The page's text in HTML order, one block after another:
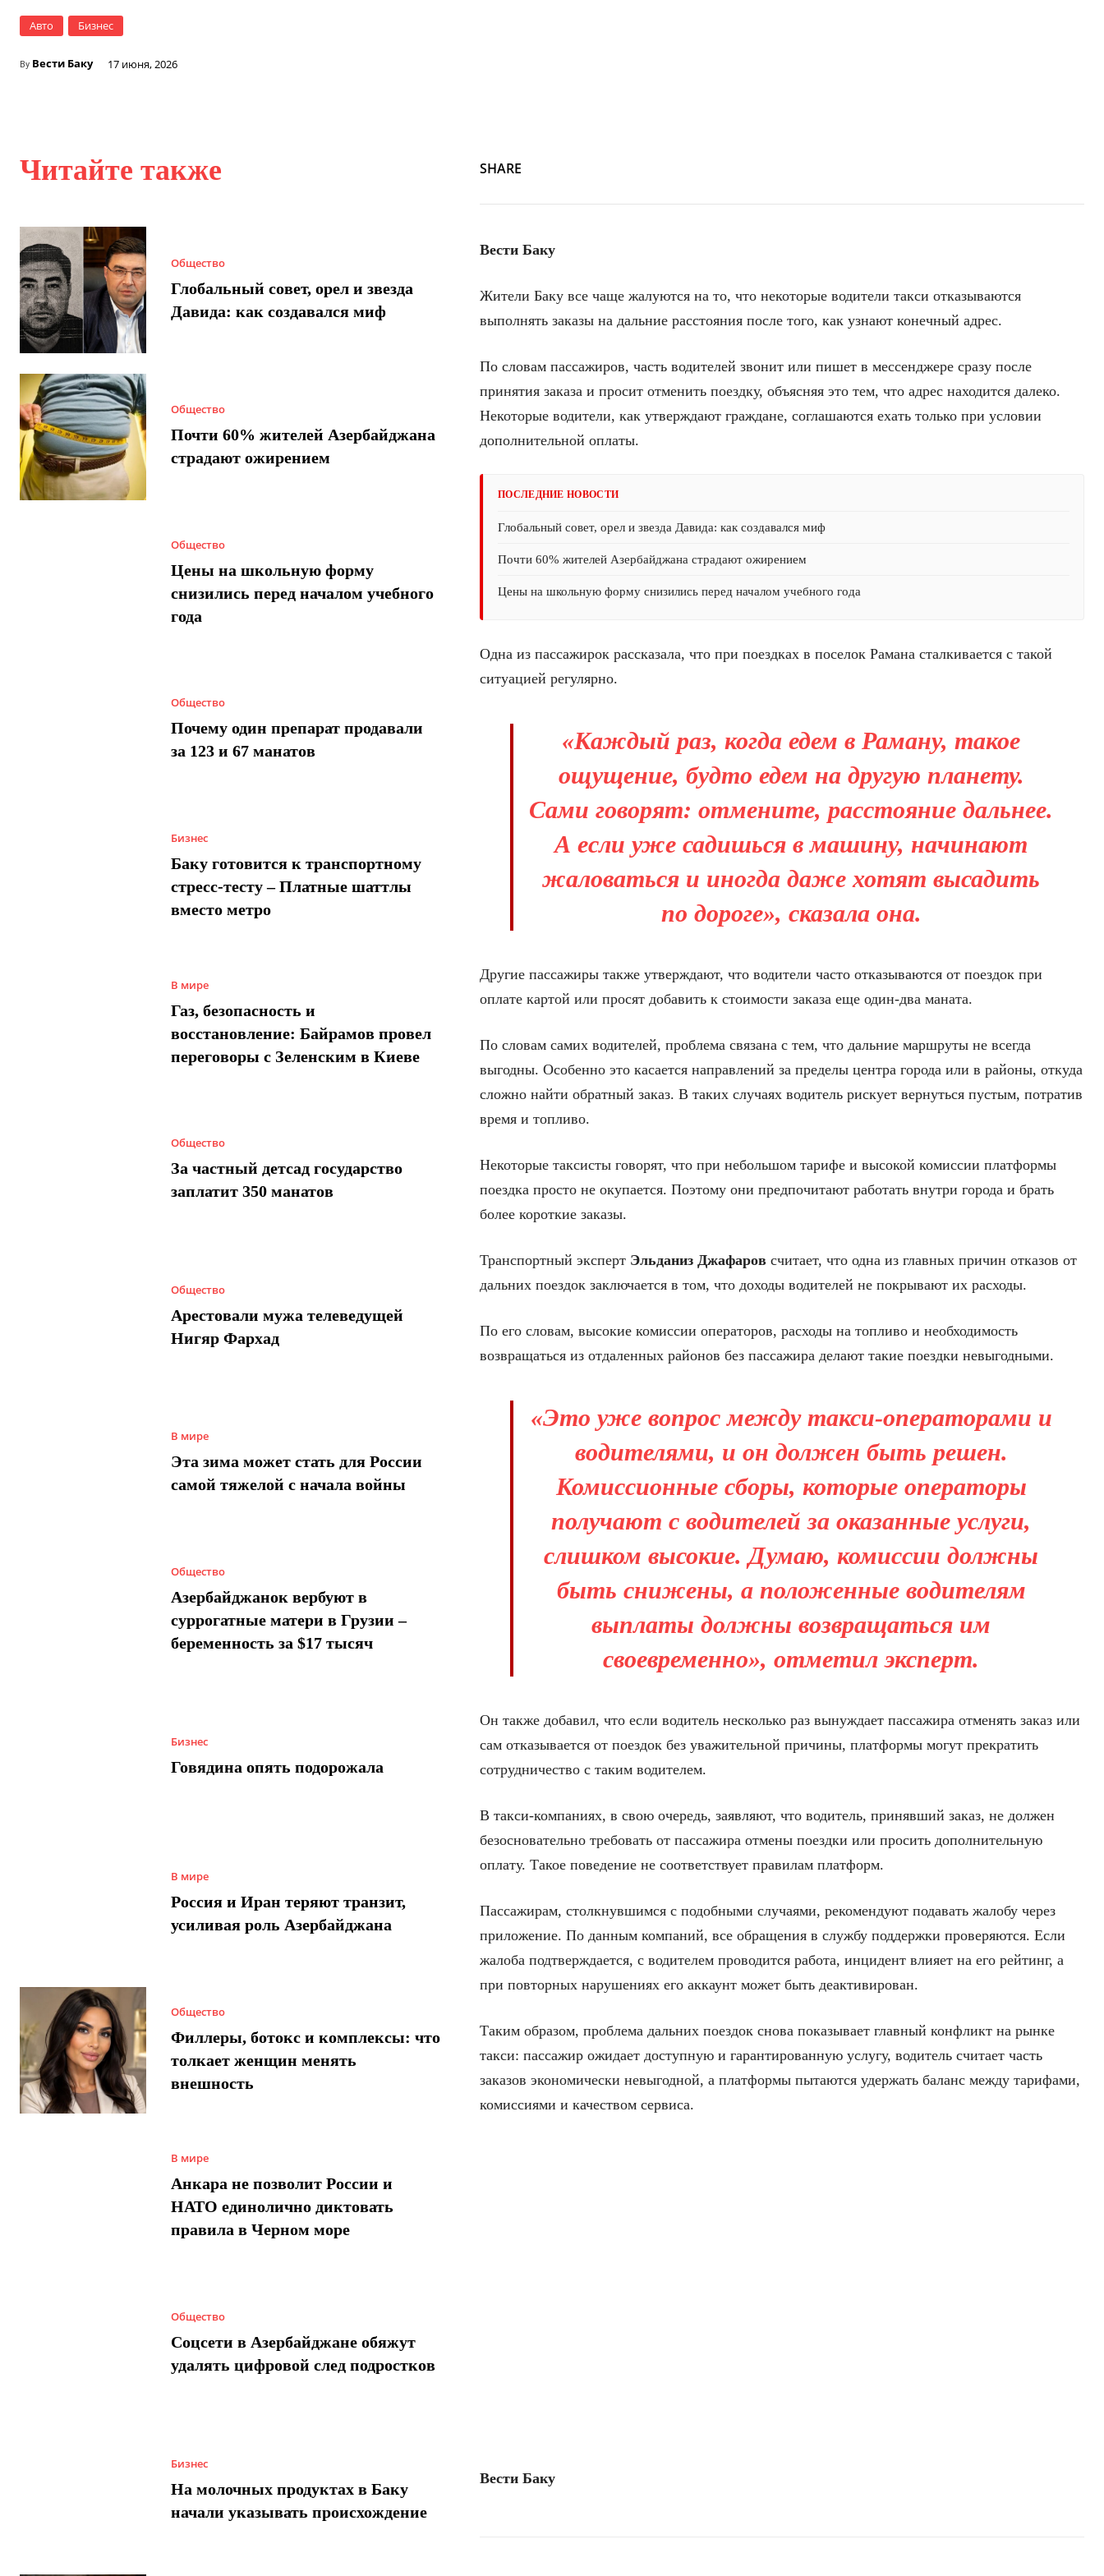
Авто Бизнес
By Вести Баку 17 июня, 2026
Читайте также
Общество
Глобальный совет, орел и звезда
Давида: как создавался миф
Общество
Почти 60% жителей Азербайджана
страдают ожирением
Общество
Цены на школьную форму
снизились перед началом учебного
года
Общество
Почему один препарат продавали
за 123 и 67 манатов
Бизнес
Баку готовится к транспортному
стресс-тесту – Платные шаттлы
вместо метро
В мире
Газ, безопасность и
восстановление: Байрамов провел
переговоры с Зеленским в Киеве
Общество
За частный детсад государство
заплатит 350 манатов
Общество
Арестовали мужа телеведущей
Нигяр Фархад
В мире
Эта зима может стать для России
самой тяжелой с начала войны
Общество
Азербайджанок вербуют в
суррогатные матери в Грузии –
беременность за $17 тысяч
Бизнес
Говядина опять подорожала
В мире
Россия и Иран теряют транзит,
усиливая роль Азербайджана
Общество
Филлеры, ботокс и комплексы: что
толкает женщин менять
внешность
В мире
Анкара не позволит России и
НАТО единолично диктовать
правила в Черном море
Общество
Соцсети в Азербайджане обяжут
удалять цифровой след подростков
Бизнес
На молочных продуктах в Баку
начали указывать происхождение
SHARE
Вести Баку
Жители Баку все чаще жалуются на то, что некоторые водители такси отказываются
выполнять заказы на дальние расстояния после того, как узнают конечный адрес.
По словам пассажиров, часть водителей звонит или пишет в мессенджере сразу после
принятия заказа и просит отменить поездку, объясняя это тем, что адрес находится далеко.
Некоторые водители, как утверждают граждане, соглашаются ехать только при условии
дополнительной оплаты.
ПОСЛЕДНИЕ НОВОСТИ
Глобальный совет, орел и звезда Давида: как создавался миф
Почти 60% жителей Азербайджана страдают ожирением
Цены на школьную форму снизились перед началом учебного года
Одна из пассажирок рассказала, что при поездках в поселок Рамана сталкивается с такой
ситуацией регулярно.
«Каждый раз, когда едем в Раману, такое
ощущение, будто едем на другую планету.
Сами говорят: отмените, расстояние дальнее.
А если уже садишься в машину, начинают
жаловаться и иногда даже хотят высадить
по дороге», сказала она.
Другие пассажиры также утверждают, что водители часто отказываются от поездок при
оплате картой или просят добавить к стоимости заказа еще один-два маната.
По словам самих водителей, проблема связана с тем, что дальние маршруты не всегда
выгодны. Особенно это касается направлений за пределы центра города или в районы, откуда
сложно найти обратный заказ. В таких случаях водитель рискует вернуться пустым, потратив
время и топливо.
Некоторые таксисты говорят, что при небольшом тарифе и высокой комиссии платформы
поездка просто не окупается. Поэтому они предпочитают работать внутри города и брать
более короткие заказы.
Транспортный эксперт Эльданиз Джафаров считает, что одна из главных причин отказов от
дальних поездок заключается в том, что доходы водителей не покрывают их расходы.
По его словам, высокие комиссии операторов, расходы на топливо и необходимость
возвращаться из отдаленных районов без пассажира делают такие поездки невыгодными.
«Это уже вопрос между такси-операторами и
водителями, и он должен быть решен.
Комиссионные сборы, которые операторы
получают с водителей за оказанные услуги,
слишком высокие. Думаю, комиссии должны
быть снижены, а положенные водителям
выплаты должны возвращаться им
своевременно», отметил эксперт.
Он также добавил, что если водитель несколько раз вынуждает пассажира отменять заказ или
сам отказывается от поездок без уважительной причины, платформы могут прекратить
сотрудничество с таким водителем.
В такси-компаниях, в свою очередь, заявляют, что водитель, принявший заказ, не должен
безосновательно требовать от пассажира отмены поездки или просить дополнительную
оплату. Такое поведение не соответствует правилам платформ.
Пассажирам, столкнувшимся с подобными случаями, рекомендуют подавать жалобу через
приложение. По данным компаний, все обращения в службу поддержки проверяются. Если
жалоба подтверждается, с водителем проводится работа, инцидент влияет на его рейтинг, а
при повторных нарушениях его аккаунт может быть деактивирован.
Таким образом, проблема дальних поездок снова показывает главный конфликт на рынке
такси: пассажир ожидает доступную и гарантированную услугу, водитель считает часть
заказов экономически невыгодной, а платформы пытаются удержать баланс между тарифами,
комиссиями и качеством сервиса.
Вести Баку